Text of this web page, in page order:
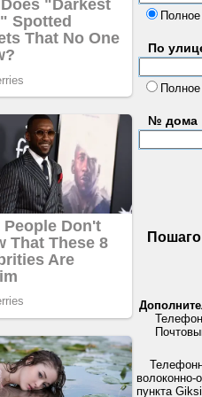
По
№ дома
волоконно-
пункта